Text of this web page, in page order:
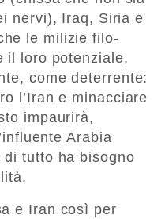
nervi), Iraq, Siria e
le milizie filo-
il loro potenziale,
come deterrente:
l’Iran e minacciare
impaurirà,
Arabia
di tutto ha bisogno
e Iran così per